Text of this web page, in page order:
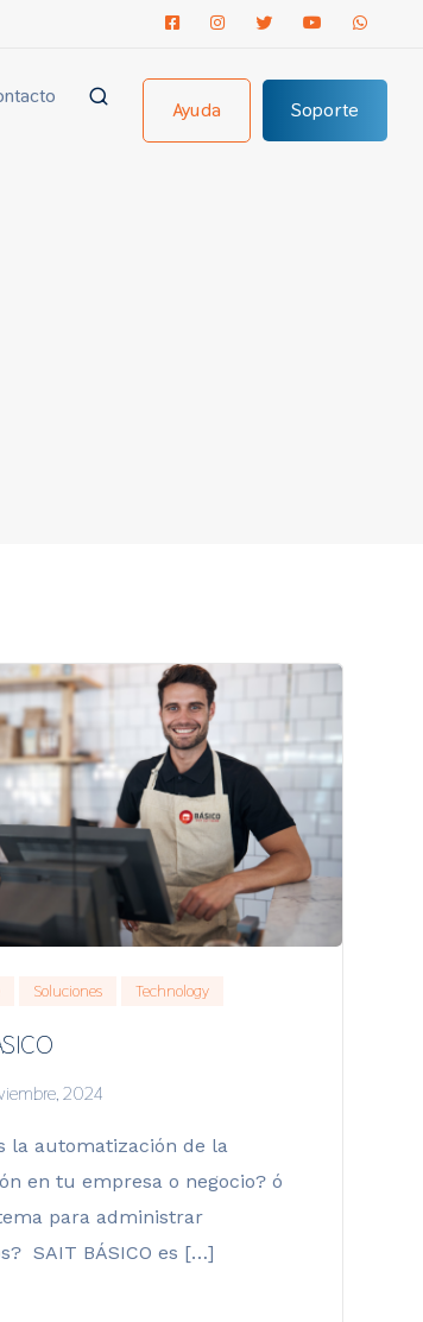
Ayuda Soporte
Soluciones Technology
2024
la automatización de la
en tu empresa o negocio? ó
para administrar
SAIT BÁSICO es […]